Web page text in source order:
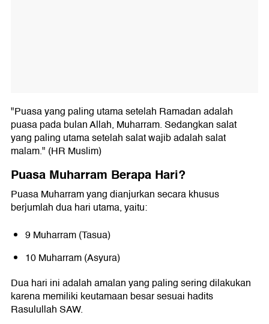
"Puasa yang paling utama setelah Ramadan adalah
puasa pada bulan Allah, Muharram. Sedangkan salat
yang paling utama setelah salat wajib adalah salat
malam." (HR Muslim)
Puasa Muharram Berapa Hari?
Puasa Muharram yang dianjurkan secara khusus
berjumlah dua hari utama, yaitu:
9 Muharram (Tasua)
10 Muharram (Asyura)
Dua hari ini adalah amalan yang paling sering dilakukan
karena memiliki keutamaan besar sesuai hadits
Rasulullah SAW.